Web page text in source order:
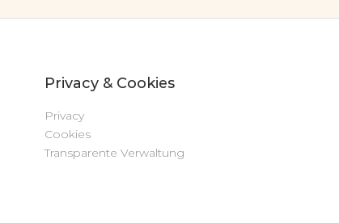
Privacy & Cookies
Privacy
Cookies
Transparente Verwaltung